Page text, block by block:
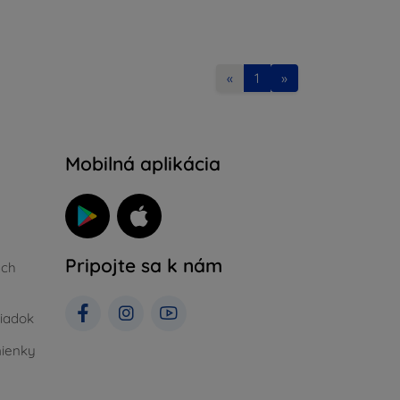
« 1 »
Mobilná aplikácia
Pripojte sa k nám